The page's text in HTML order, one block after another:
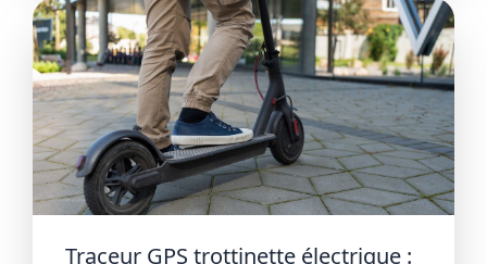
Traceur GPS trottinette électrique :